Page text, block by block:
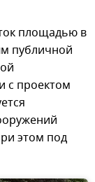
площадью в
публичной
с проектом
этом под